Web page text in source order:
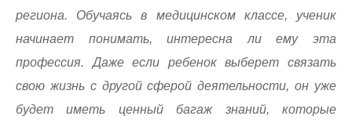
региона. Обучаясь в медицинском классе, ученик
начинает понимать, интересна ли ему эта
профессия. Даже если ребенок выберет связать
свою жизнь с другой сферой деятельности, он уже
будет иметь ценный багаж знаний, которые